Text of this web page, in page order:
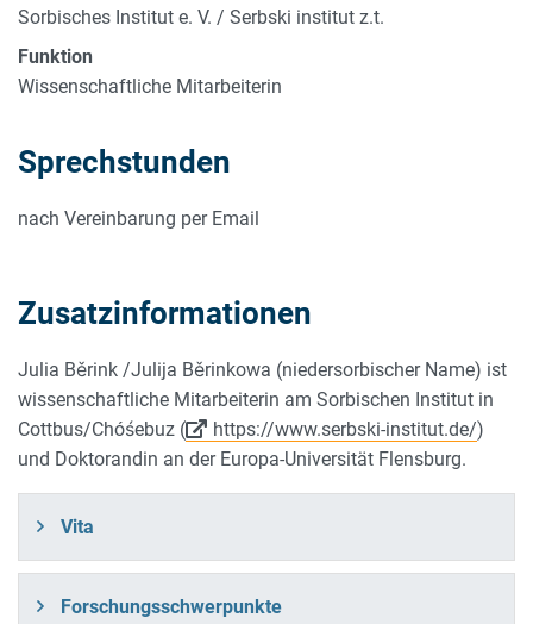
Sorbisches Institut e. V. / Serbski institut z.t.
Funktion
Wissenschaftliche Mitarbeiterin
Sprechstunden
nach Vereinbarung per Email
Zusatzinformationen
Julia Běrink /Julija Běrinkowa (niedersorbischer Name) ist
wissenschaftliche Mitarbeiterin am Sorbischen Institut in
Cottbus/Chóśebuz (
https://www.serbski-institut.de/)
und Doktorandin an der Europa-Universität Flensburg.
Vita
Forschungsschwerpunkte